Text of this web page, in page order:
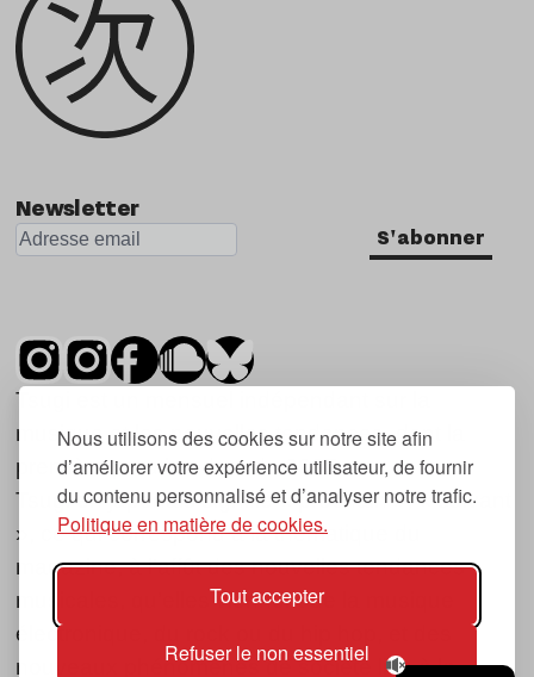
Nous utilisons des cookies sur notre site afin
d’améliorer votre expérience utilisateur, de fournir
du contenu personnalisé et d’analyser notre trafic.
Politique en matière de cookies.
Tout accepter
Refuser le non essentiel
Newsletter
S'abonner
Tsugi est un mensuel indépendant sur la
musique et les nouvelles tendances, dont la
première parution date de 2007.
Tsugi en japonais signifie « prochain », « suivant
», ce qui correspond à la thématique du
magazine, à l’affût des nouvelles tendances
musicales, qu’elles viennent de la musique
électronique, du rock ou du hip hop, et des
nouveaux phénomènes de société liés à la